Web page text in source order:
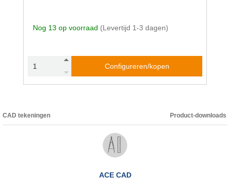
Nog 13 op voorraad (Levertijd 1-3 dagen)
Configureren/kopen
CAD tekeningen Product-downloads
ACE CAD